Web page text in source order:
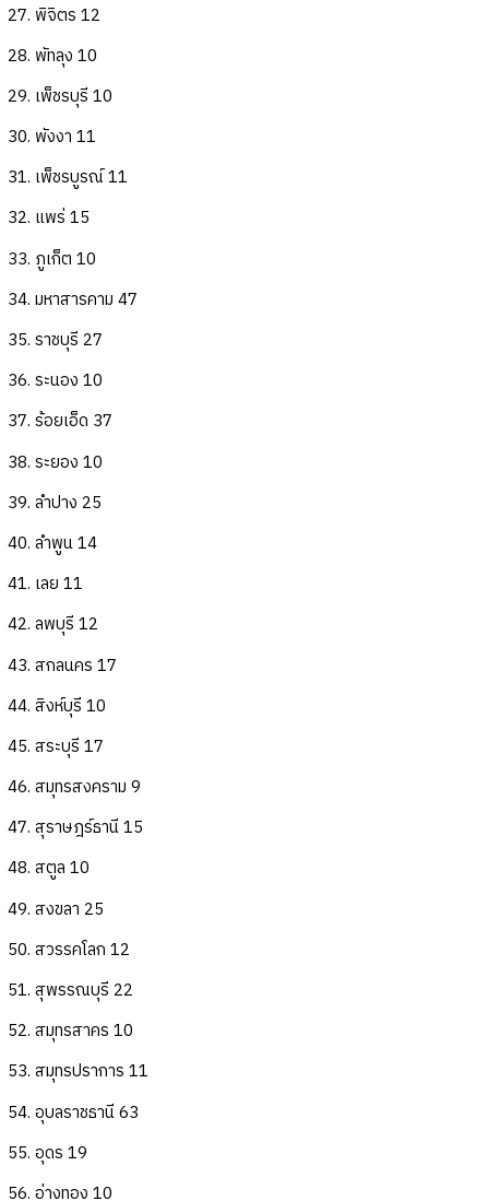
27. พิจิตร 12
28. พัทลุง 10
29. เพ็ชรบุรี 10
30. พังงา 11
31. เพ็ชรบูรณ์ 11
32. แพร่ 15
33. ภูเก็ต 10
34. มหาสารคาม 47
35. ราชบุรี 27
36. ระนอง 10
37. ร้อยเอ็ด 37
38. ระยอง 10
39. ลำปาง 25
40. ลำพูน 14
41. เลย 11
42. ลพบุรี 12
43. สกลนคร 17
44. สิงห์บุรี 10
45. สระบุรี 17
46. สมุทรสงคราม 9
47. สุราษฎร์ธานี 15
48. สตูล 10
49. สงขลา 25
50. สวรรคโลก 12
51. สุพรรณบุรี 22
52. สมุทรสาคร 10
53. สมุทรปราการ 11
54. อุบลราชธานี 63
55. อุดร 19
56. อ่างทอง 10